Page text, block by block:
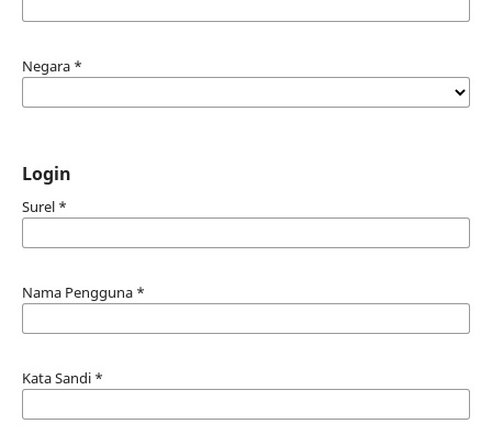
Negara *
Login
Surel *
Nama Pengguna *
Kata Sandi *